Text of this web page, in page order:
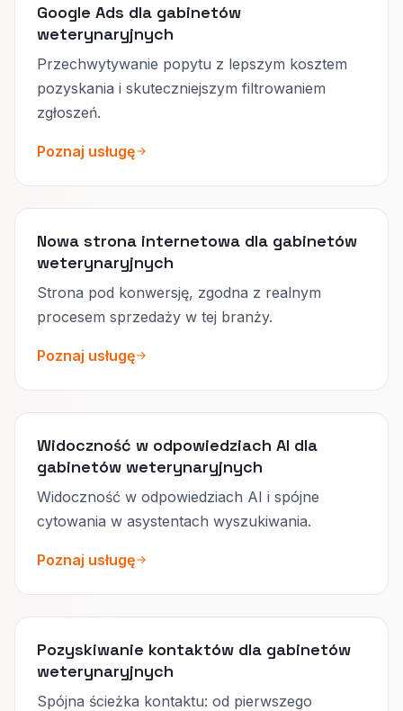
Google Ads dla gabinetów
weterynaryjnych
Przechwytywanie popytu z lepszym kosztem
pozyskania i skuteczniejszym filtrowaniem
zgłoszeń.
Poznaj usługę
Nowa strona internetowa dla gabinetów
weterynaryjnych
Strona pod konwersję, zgodna z realnym
procesem sprzedaży w tej branży.
Poznaj usługę
Widoczność w odpowiedziach AI dla
gabinetów weterynaryjnych
Widoczność w odpowiedziach AI i spójne
cytowania w asystentach wyszukiwania.
Poznaj usługę
Pozyskiwanie kontaktów dla gabinetów
weterynaryjnych
Spójna ścieżka kontaktu: od pierwszego